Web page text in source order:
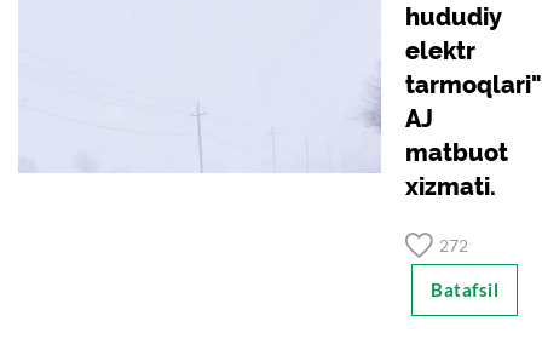
hududiy
elektr
tarmoqlari"
AJ
matbuot
xizmati.
272
Batafsil